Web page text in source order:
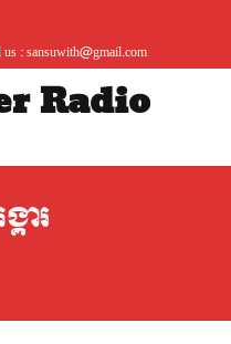
: sansuwith@gmail.com
Radio
ារ